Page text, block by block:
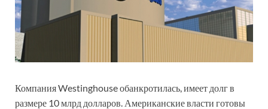
Компания Westinghouse обанкротилась, имеет долг в
размере 10 млрд долларов. Американские власти готовы